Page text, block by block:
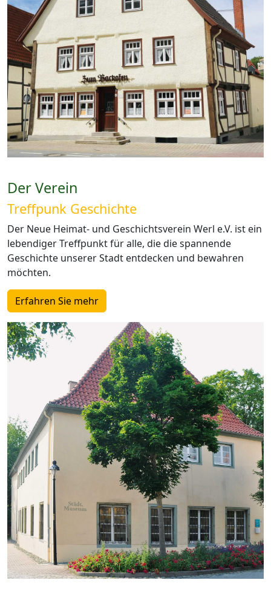
Der Verein
Treffpunk Geschichte
Der Neue Heimat- und Geschichtsverein Werl e.V. ist ein
lebendiger Treffpunkt für alle, die die spannende
Geschichte unserer Stadt entdecken und bewahren
möchten.
Erfahren Sie mehr